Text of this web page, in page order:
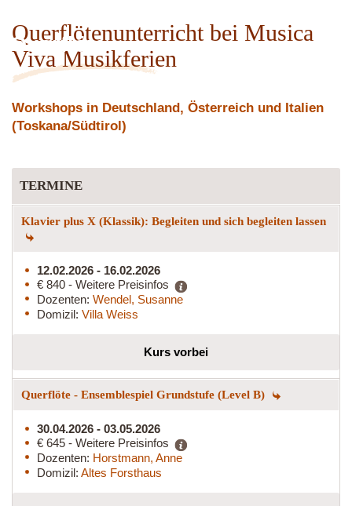
Querflöte
Querflötenunterricht bei Musica
Viva Musikferien
Workshops in Deutschland, Österreich und Italien
(Toskana/Südtirol)
TERMINE
Klavier plus X (Klassik): Begleiten und sich begleiten lassen
12.02.2026 - 16.02.2026
€ 840 - Weitere Preisinfos
Dozenten: Wendel, Susanne
Domizil: Villa Weiss
Kurs vorbei
Querflöte - Ensemblespiel Grundstufe (Level B)
30.04.2026 - 03.05.2026
€ 645 - Weitere Preisinfos
Dozenten: Horstmann, Anne
Domizil: Altes Forsthaus